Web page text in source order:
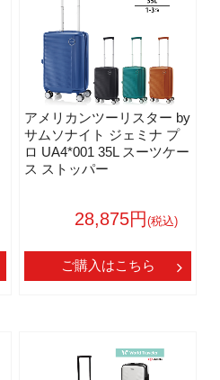
アメリカンツーリスター by
サムソナイト ジェミナ プ
ロ UA4*001 35L スーツケー
ス ストッパー
28,875円(税込)
ご購入はこちら